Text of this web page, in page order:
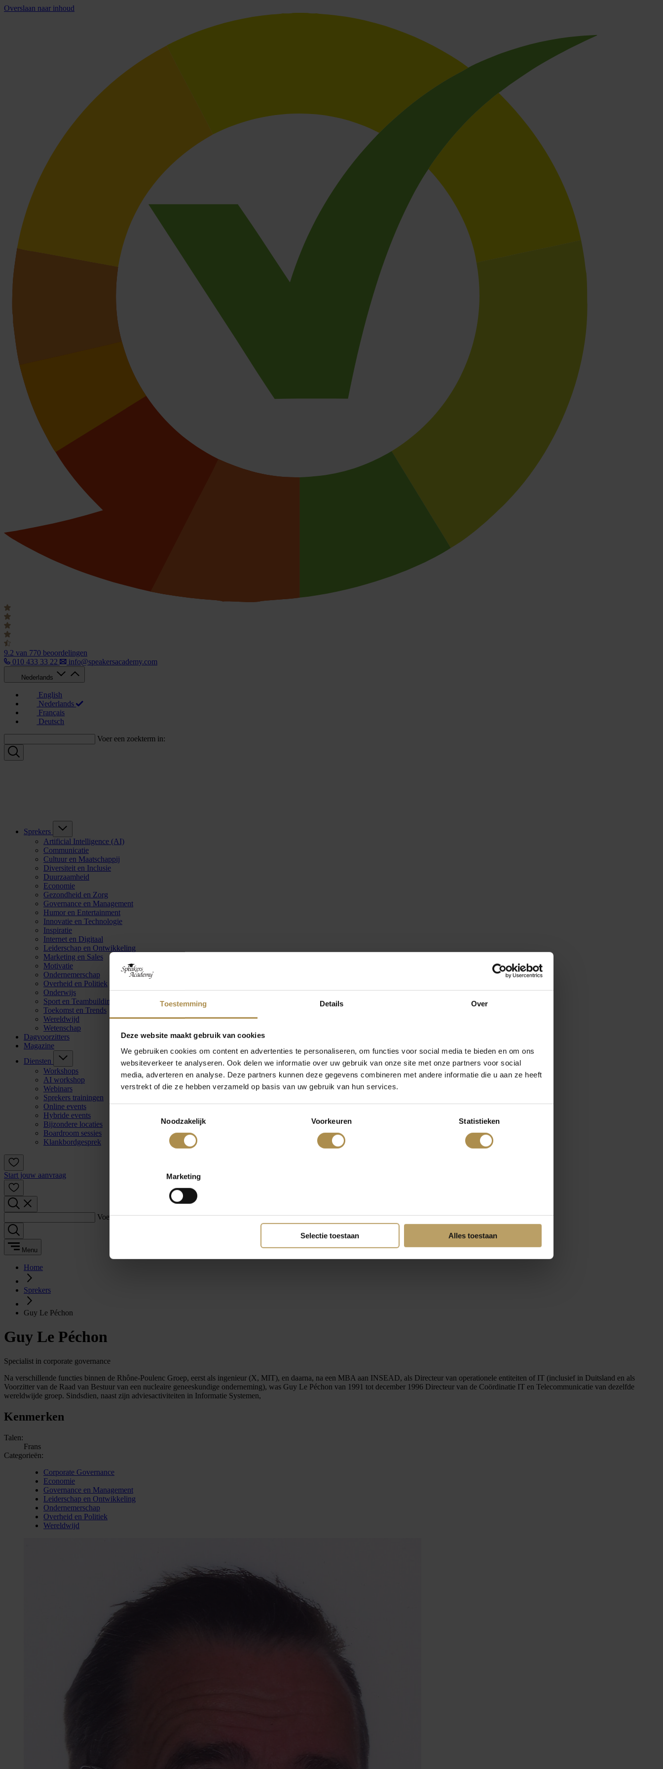
Toestemming Details Over
Deze website maakt gebruik van cookies
We gebruiken cookies om content en advertenties te personaliseren, om functies voor social media te bieden en om ons
websiteverkeer te analyseren. Ook delen we informatie over uw gebruik van onze site met onze partners voor social
media, adverteren en analyse. Deze partners kunnen deze gegevens combineren met andere informatie die u aan ze heeft
verstrekt of die ze hebben verzameld op basis van uw gebruik van hun services.
Noodzakelijk
Voorkeuren Statistieken
Marketing
Selectie toestaan Alles toestaan
Overslaan naar inhoud
9.2 van 770 beoordelingen
010 433 33 22
info@speakersacademy.com
Nederlands
English
Nederlands
Français
Deutsch
Voer een zoekterm in:
Sprekers
Artificial Intelligence (AI)
Communicatie
Cultuur en Maatschappij
Diversiteit en Inclusie
Duurzaamheid
Economie
Gezondheid en Zorg
Governance en Management
Humor en Entertainment
Innovatie en Technologie
Inspiratie
Internet en Digitaal
Leiderschap en Ontwikkeling
Marketing en Sales
Motivatie
Ondernemerschap
Overheid en Politiek
Onderwijs
Sport en Teambuilding
Toekomst en Trends
Wereldwijd
Wetenschap
Dagvoorzitters
Magazine
Diensten
Workshops
AI workshop
Webinars
Sprekers trainingen
Online events
Hybride events
Bijzondere locaties
Boardroom sessies
Klankbordgesprek
Start jouw aanvraag
Voer een zoekterm in:
Menu
Home
Sprekers
Guy Le Péchon
Guy Le Péchon
Specialist in corporate governance
Na verschillende functies binnen de Rhône-Poulenc Groep, eerst als ingenieur (X, MIT), en daarna, na een MBA aan INSEAD, als Directeur van operationele entiteiten of IT (inclusief in Duitsland en als
Voorzitter van de Raad van Bestuur van een nucleaire geneeskundige onderneming), was Guy Le Péchon van 1991 tot december 1996 Directeur van de Coördinatie IT en Telecommunicatie van dezelfde
wereldwijde groep. Sindsdien, naast zijn adviesactiviteiten in Informatie Systemen,
Kenmerken
Talen:
Frans
Categorieën:
Corporate Governance
Economie
Governance en Management
Leiderschap en Ontwikkeling
Ondernemerschap
Overheid en Politiek
Wereldwijd